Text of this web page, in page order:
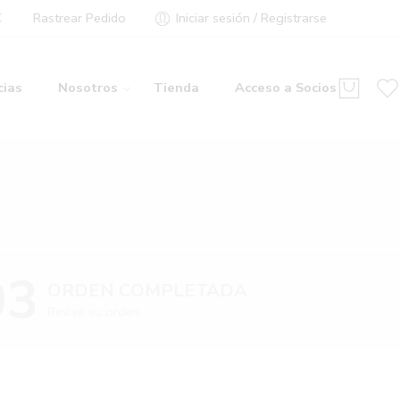
Rastrear Pedido Iniciar sesión / Registrarse
Nosotros Tienda Acceso a Socios